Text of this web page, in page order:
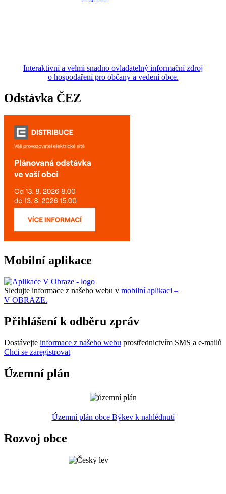
Interaktivní a velmi snadno ovladatelný informační zdroj
o hospodaření pro občany a vedení obce.
Odstávka ČEZ
Mobilní aplikace
Sledujte informace z našeho webu v mobilní aplikaci –
V OBRAZE.
Přihlášení k odběru zpráv
Dostávejte informace z našeho webu prostřednictvím SMS a e-mailů
Chci se zaregistrovat
Územní plán
Územní plán obce Býkev k nahlédnutí
Rozvoj obce